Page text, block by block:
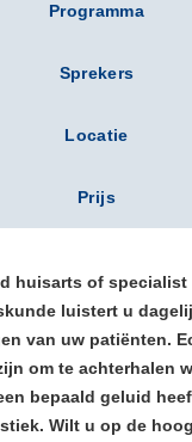
Programma
Sprekers
Locatie
Prijs
huisarts of specialist
luistert u
van uw patiënten.
om te achterhalen
bepaald geluid
Wilt u op de